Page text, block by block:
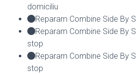
domiciliu
Reparam Combine Side By
Reparam Combine Side By
stop
Reparam Combine Side By
stop